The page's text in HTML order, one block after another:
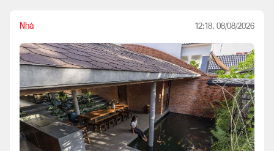
Nhà 12:18, 08/08/2026